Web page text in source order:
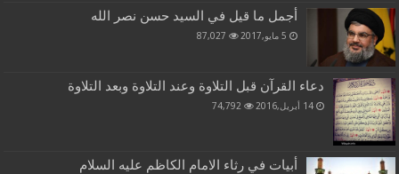
أجمل ما قيل في السيد حسن نصر الله
5 مايو,2017 87,027
دعاء القرآن قبل التلاوة وعند التلاوة وبعد التلاوة
14 أبريل,2016 74,792
أبيات في رثاء الامام الكاظم عليه السلام